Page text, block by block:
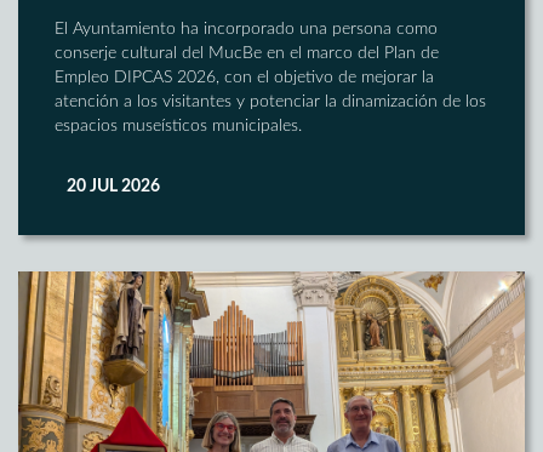
El Ayuntamiento ha incorporado una persona como
conserje cultural del MucBe en el marco del Plan de
Empleo DIPCAS 2026, con el objetivo de mejorar la
atención a los visitantes y potenciar la dinamización de los
espacios museísticos municipales.
20 JUL 2026